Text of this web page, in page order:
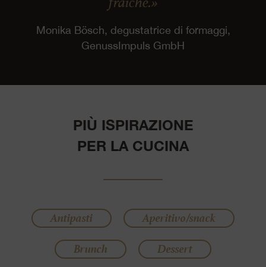
Monika Bösch, degustatrice di formaggi,
GenussImpuls GmbH
PIÙ ISPIRAZIONE
PER LA CUCINA
Antipasti
Aperitivo/snack
Brunch
Dessert